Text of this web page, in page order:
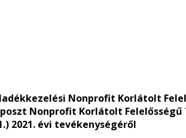
Nonprofit Korlátolt
Nonprofit Korlátolt Felelősségű
2021. évi tevékenységéről